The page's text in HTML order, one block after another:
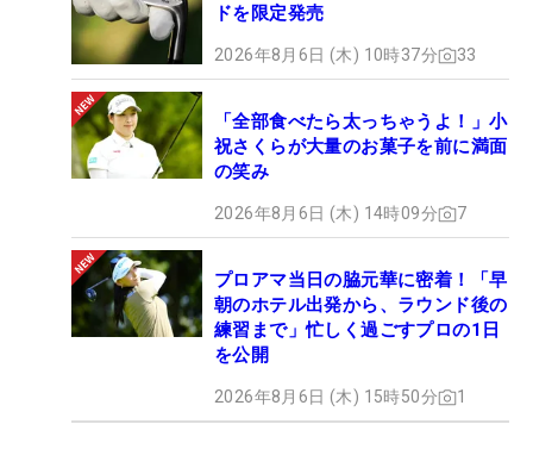
ドを限定発売
2026年8月6日 (木) 10時37分 33
「全部食べたら太っちゃうよ！」小
祝さくらが大量のお菓子を前に満面
の笑み
2026年8月6日 (木) 14時09分 7
プロアマ当日の脇元華に密着！「早
朝のホテル出発から、ラウンド後の
練習まで」忙しく過ごすプロの1日
を公開
2026年8月6日 (木) 15時50分 1